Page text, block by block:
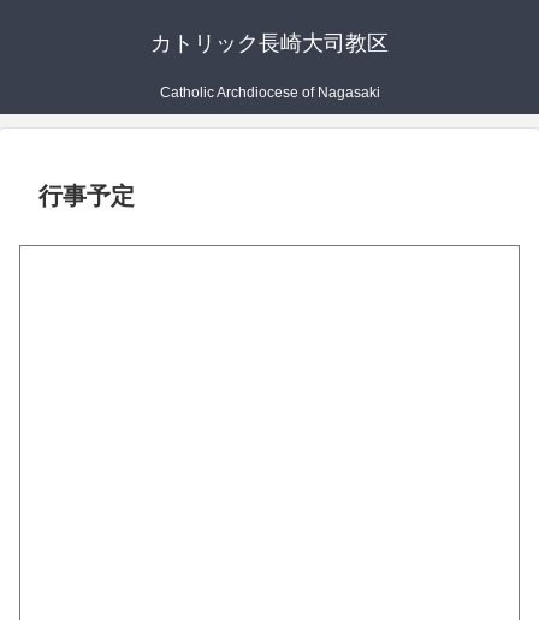
カトリック長崎大司教区
Catholic Archdiocese of Nagasaki
行事予定